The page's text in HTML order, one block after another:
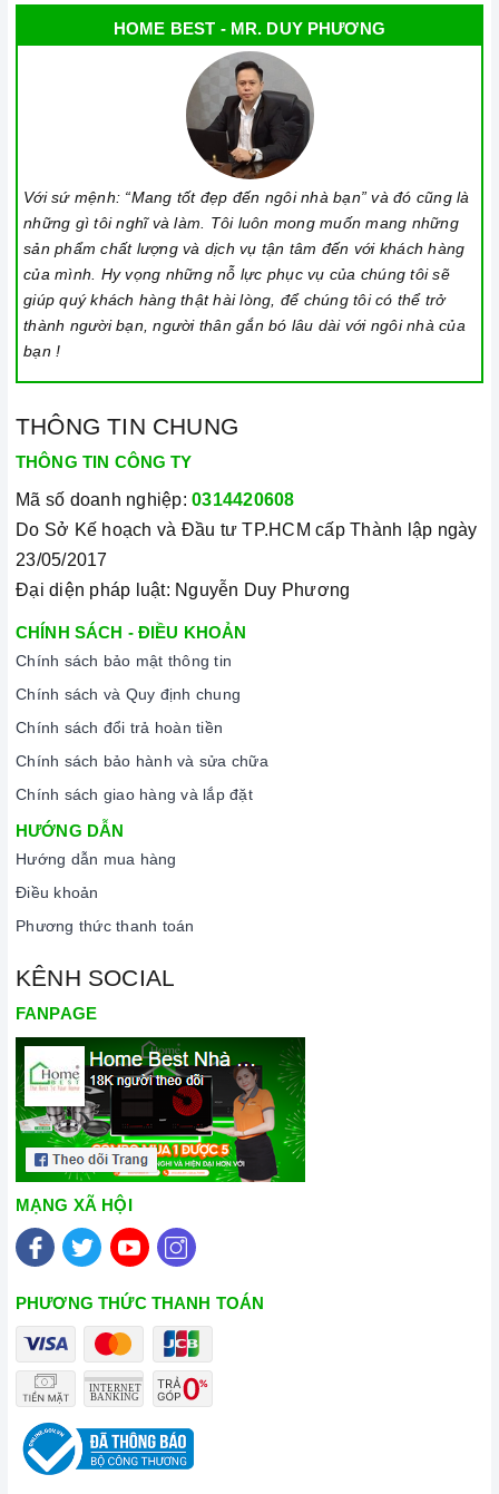
Chế độ hỗ trợ bảo hành linh hoạt:Hướng dẫn sử dụng,
lắp đặt, chế độ bảo hành chính hãng, hậu mãi chuyên
nghiệp, đảm bảo rằng quý khách sẽ có trải nghiệm tuyệt vời
và không gặp bất kỳ khó khăn nào trong quá trình sử dụng
Vận chuyển lắp đặt nhanh chóng:
nhân viên và kỹ thuật viên chuyên nghiệp, tận tâm sẽ đồng
hành cùng quý khách trong quá trình mua sắm và sử dụng
sản phẩm.
đa dạng các dòng bếp gasMALLOCA
chất lượng và nguồn gốc sản phẩm chính hãng. Chúng tôi tự
tin mang đến cho quý khách hàng dịch vụ chăm sóc khách
hàng tận tâm và chính sách bảo hành, hậu mãi chuyên nghiệp
nhất.
Xem thêm tại đây: Home Best Care - Trung tâm bảo trì, sửa
chữa thiết bị nhà bếp cao cấp
HOME BEST - MR. DUY PHƯƠNG
Với sứ mệnh: “Mang tốt đẹp đến ngôi nhà bạn” và đó cũng là
những gì tôi nghĩ và làm. Tôi luôn mong muốn mang những
sản phẩm chất lượng và dịch vụ tận tâm đến với khách hàng
của mình. Hy vọng những nỗ lực phục vụ của chúng tôi sẽ
giúp quý khách hàng thật hài lòng, để chúng tôi có thể trở
thành người bạn, người thân gắn bó lâu dài với ngôi nhà của
bạn !
THÔNG TIN CHUNG
THÔNG TIN CÔNG TY
Mã số doanh nghiệp: 0314420608
Do Sở Kế hoạch và Đầu tư TP.HCM cấp Thành lập ngày
23/05/2017
Đại diện pháp luật: Nguyễn Duy Phương
CHÍNH SÁCH - ĐIỀU KHOẢN
Chính sách bảo mật thông tin
Chính sách và Quy định chung
Chính sách đổi trả hoàn tiền
Chính sách bảo hành và sửa chữa
Chính sách giao hàng và lắp đặt
HƯỚNG DẪN
Hướng dẫn mua hàng
Điều khoản
Phương thức thanh toán
KÊNH SOCIAL
FANPAGE
MẠNG XÃ HỘI
PHƯƠNG THỨC THANH TOÁN